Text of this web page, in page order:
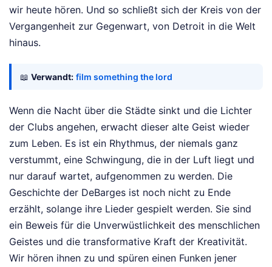
wir heute hören. Und so schließt sich der Kreis von der
Vergangenheit zur Gegenwart, von Detroit in die Welt
hinaus.
📖 Verwandt: film something the lord
Wenn die Nacht über die Städte sinkt und die Lichter
der Clubs angehen, erwacht dieser alte Geist wieder
zum Leben. Es ist ein Rhythmus, der niemals ganz
verstummt, eine Schwingung, die in der Luft liegt und
nur darauf wartet, aufgenommen zu werden. Die
Geschichte der DeBarges ist noch nicht zu Ende
erzählt, solange ihre Lieder gespielt werden. Sie sind
ein Beweis für die Unverwüstlichkeit des menschlichen
Geistes und die transformative Kraft der Kreativität.
Wir hören ihnen zu und spüren einen Funken jener